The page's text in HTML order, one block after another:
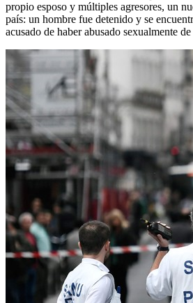
propio esposo y múltiples agresores, un
país: un hombre fue detenido y se
acusado de haber abusado sexualmente